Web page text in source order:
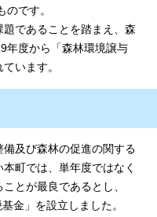
です。
であることを踏まえ、森
年度から「森林環境譲与
います。
及び森林の促進の関する
町では、単年度ではなく
とが最良であるとし、
金」を設立しました。